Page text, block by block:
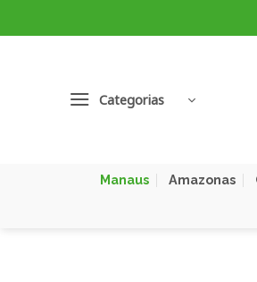
to
Categorias
Manaus Amazonas